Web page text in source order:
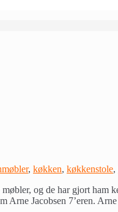
, køkken, køkkenstole,
og de har gjort
Arne Jacobsen 7’eren.